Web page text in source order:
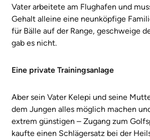
Vater arbeitete am Flughafen und
Gehalt alleine eine neunköpfige
für Bälle auf der Range, geschweige
gab es nicht.
Eine private Trainingsanlage
Aber sein Vater Kelepi und seine
dem Jungen alles möglich machen
extrem günstigen – Zugang zum
kaufte einen Schlägersatz bei der